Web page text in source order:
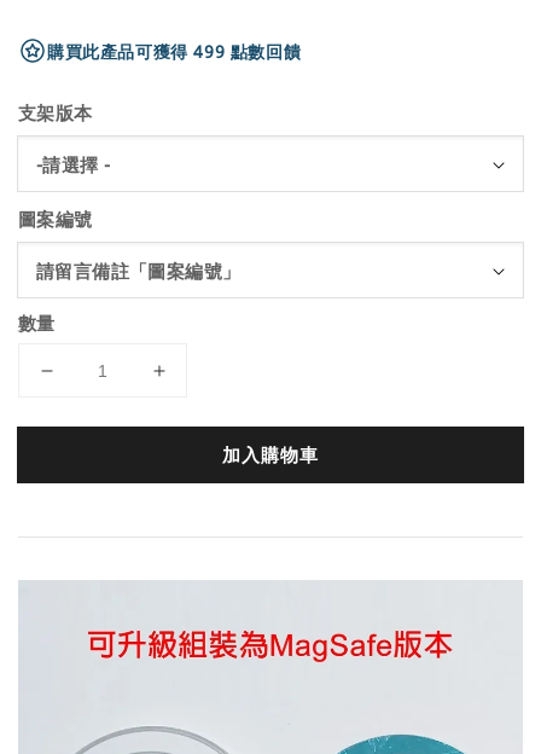
購買此產品可獲得 499 點數回饋
支架版本
圖案編號
數量
加入購物車